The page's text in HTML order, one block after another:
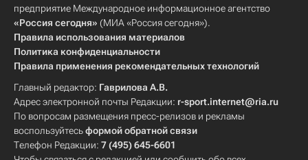
предприятие Международное информационное агентство
«Россия сегодня» (МИА «Россия сегодня»).
Правила использования материалов
Политика конфиденциальности
Правила применения рекомендательных технологий
Главный редактор: Гаврилова А.В.
Адрес электронной почты Редакции: r-sport.internet@ria.ru
По вопросам размещения пресс-релизов и рекламы
воспользуйтесьформой обратной связи
Телефон Редакции: 7 (495) 645-6601